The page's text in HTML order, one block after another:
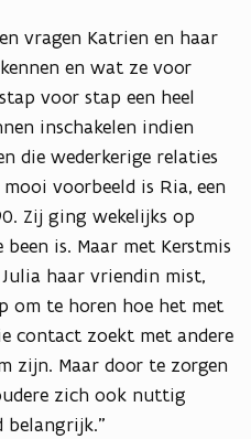
vragen Katrien en haar
en wat ze voor
voor stap een heel
inschakelen indien
die wederkerige relaties
voorbeeld is Ria, een
Zij ging wekelijks op
is. Maar met Kerstmis
haar vriendin mist,
om te horen hoe het met
contact zoekt met andere
zijn. Maar door te zorgen
zich ook nuttig
belangrijk.”